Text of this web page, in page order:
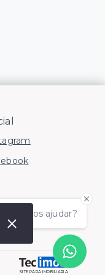
ajudar?
SITE PARA IMOBILIARIA